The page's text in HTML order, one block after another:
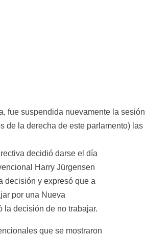
fue suspendida nuevamente la
de la derecha de este parlamento)
decidió darse el día
Harry Jürgensen
decisión y expresó que a
por una Nueva
la decisión de no trabajar.
que se mostraron